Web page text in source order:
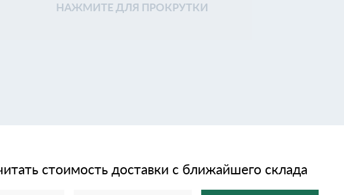
НАЖМИТЕ ДЛЯ ПРОКРУТКИ
стоимость доставки с ближайшего склада